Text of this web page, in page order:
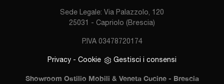
Sede Legale: Via Palazzolo, 120
25031 - Capriolo (Brescia)
P.IVA 03478720174
Privacy - Cookie Gestisci i consensi
Showroom Ostilio Mobili & Veneta Cucine - Brescia